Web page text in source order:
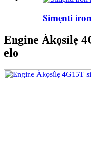
Simẹnti
Engine Àkọsílẹ
elo